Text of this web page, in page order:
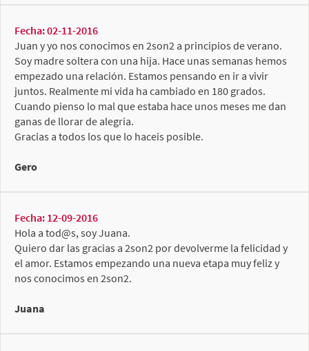
Fecha: 02-11-2016
Juan y yo nos conocimos en 2son2 a principios de verano.
Soy madre soltera con una hija. Hace unas semanas hemos
empezado una relación. Estamos pensando en ir a vivir
juntos. Realmente mi vida ha cambiado en 180 grados.
Cuando pienso lo mal que estaba hace unos meses me dan
ganas de llorar de alegría.
Gracias a todos los que lo haceis posible.
Gero
Fecha: 12-09-2016
Hola a tod@s, soy Juana.
Quiero dar las gracias a 2son2 por devolverme la felicidad y
el amor. Estamos empezando una nueva etapa muy feliz y
nos conocimos en 2son2.
Juana